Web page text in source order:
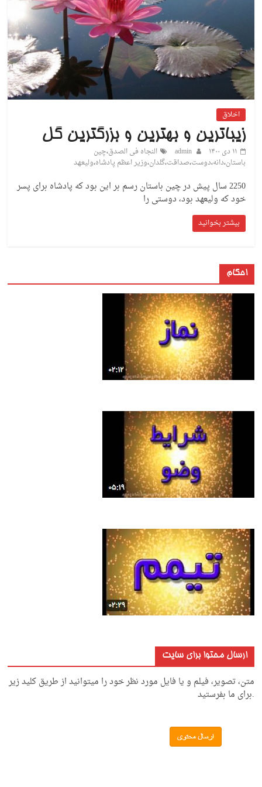
اخلاق
زیباترین و بهترین و بزرگترین گل
۱۱ دی ۱۴۰۰ admin النجاه فی الصدق،چین
باستان،دانه،دوست،صداقت،گلدان،وزیر اعظم پادشاه،ولیعهد
2250 سال پیش در چین باستان رسم بر این بود که پادشاه برای پسر
خود که ولیعهد بود، دوستی را
بیشتر بخوانید
احکام
ارسال محتوا برای سایت
متن، تصویر، فیلم و یا فایل مورد نظر خود را میتوانید از طریق کلید زیر
.برای ما بفرستید